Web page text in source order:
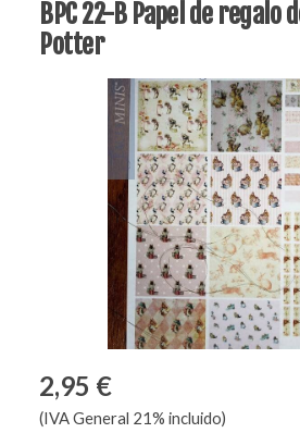
BPC 22-B Papel de regalo
Potter
2,95 €
(IVA General 21% incluido)